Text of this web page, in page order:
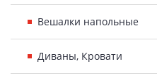
Вешалки напольные
Диваны, Кровати